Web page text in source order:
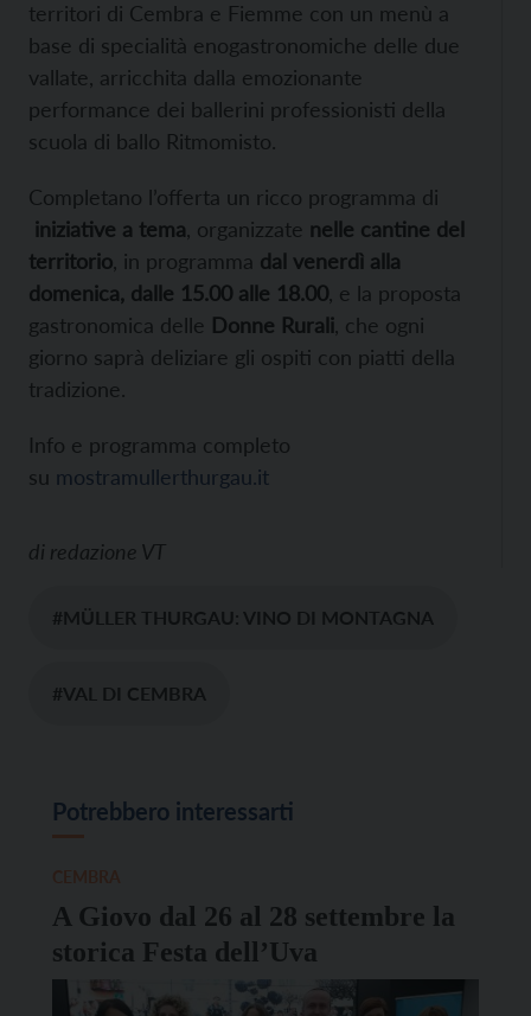
territori di Cembra e Fiemme con un menù a
base di specialità enogastronomiche delle due
vallate, arricchita dalla emozionante
performance dei ballerini professionisti della
scuola di ballo Ritmomisto.
Completano l’offerta un ricco programma di
iniziative a tema , organizzate nelle cantine del
territorio , in programma dal venerdì alla
domenica, dalle 15.00 alle 18.00 , e la proposta
gastronomica delle Donne Rurali , che ogni
giorno saprà deliziare gli ospiti con piatti della
tradizione.
Info e programma completo
su mostramullerthurgau.it
di redazione VT
#MÜLLER THURGAU: VINO DI MONTAGNA
#VAL DI CEMBRA
Potrebbero interessarti
A Giovo dal 26 al 28 settembre la
storica Festa dell’Uva